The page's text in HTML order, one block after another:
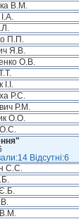
В.М.
П.П.
Я.В.
О.В.
Р.С.
Р.М.
О.О.
Відсутні:6
С.С.